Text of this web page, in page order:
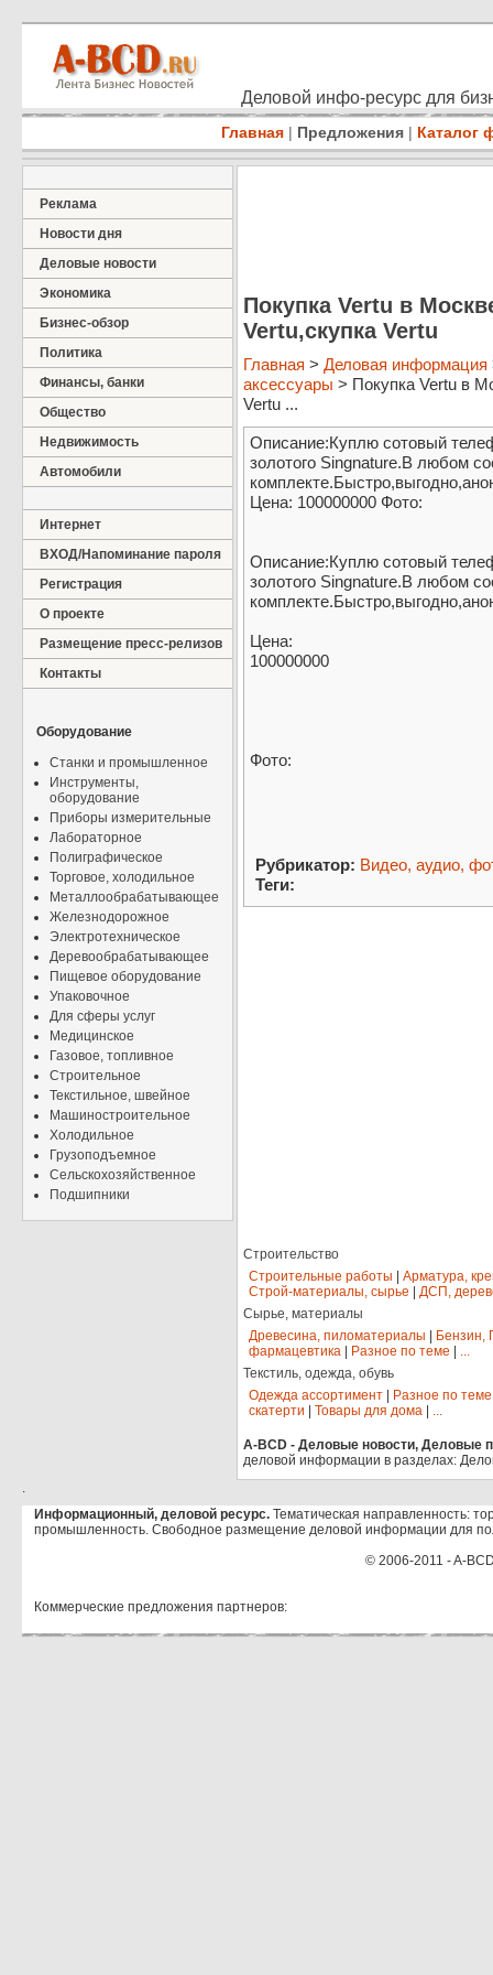
Деловой инфо-ресурс для
Главная | Предложения | Каталог
Реклама
Новости дня
Деловые новости
Экономика
Бизнес-обзор
Политика
Финансы, банки
Общество
Недвижимость
Автомобили
Интернет
ВХОД/Напоминание пароля
Регистрация
О проекте
Размещение пресс-релизов
Контакты
Оборудование
Станки и промышленное
Инструменты,
оборудование
Приборы измерительные
Лабораторное
Полиграфическое
Торговое, холодильное
Металлообрабатывающее
Железнодорожное
Электротехническое
Деревообрабатывающее
Пищевое оборудование
Упаковочное
Для сферы услуг
Медицинское
Газовое, топливное
Строительное
Текстильное, швейное
Машиностроительное
Холодильное
Грузоподъемное
Сельскохозяйственное
Подшипники
Покупка Vertu в
Vertu,скупка Vertu
Главная > Деловая информация
аксессуары > Покупка Vertu в
Vertu ...
Описание:Куплю сотовый
золотого Singnature.В любом
Цена: 100000000 Фото:
Описание:Куплю сотовый
золотого Singnature.В любом
Цена:
100000000
Фото:
Рубрикатор: Видео, аудио,
Теги:
Строительство
Строительные работы
Арматура,
Строй-материалы, сырье
ДСП,
Сырье, материалы
Древесина, пиломатериалы
Бензин,
фармацевтика
Разное по теме
...
Текстиль, одежда, обувь
Одежда ассортимент
Разное по теме
скатерти
Товары для дома ...
A-BCD - Деловые новости, Деловые
деловой информации в разделах:
.
Информационный, деловой ресурс. Тематическая направленность:
промышленность. Свободное размещение деловой информации для
© 2006-2011 - A-
Коммерческие предложения партнеров: